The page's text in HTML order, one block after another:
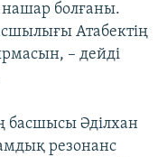
болғаны.
Атабектің
– дейді
басшысы Әділхан
резонанс